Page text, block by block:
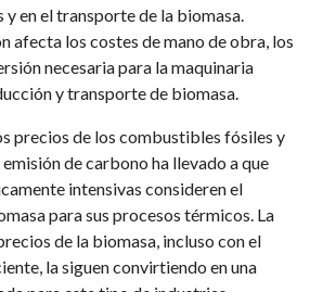
en el transporte de la biomasa.
afecta los costes de mano de obra, los
necesaria para la maquinaria
y transporte de biomasa.
precios de los combustibles fósiles y
de carbono ha llevado a que
intensivas consideren el
para sus procesos térmicos. La
de la biomasa, incluso con el
la siguen convirtiendo en una